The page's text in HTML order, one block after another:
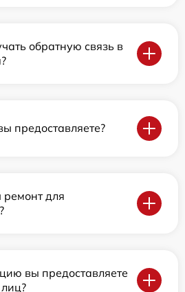
обратную связь в
предоставляете?
для
вы предоставляете